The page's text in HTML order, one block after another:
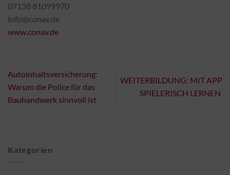
07138 81099970
Info@conav.de
www.conav.de
Autoinhaltsversicherung:
Warum die Police für das
Bauhandwerk sinnvoll ist
WEITERBILDUNG: MIT APP
SPIELERISCH LERNEN
Kategorien